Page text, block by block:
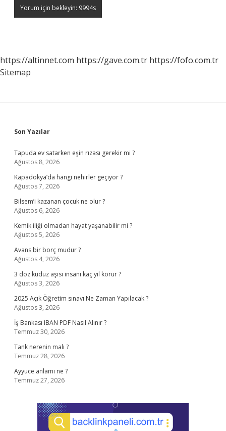
https://altinnet.com https://gave.com.tr https://fofo.com.tr
Sitemap
Sidebar
Son Yazılar
Tapuda ev satarken eşin rızası gerekir mi ?
Ağustos 8, 2026
Kapadokya’da hangi nehirler geçiyor ?
Ağustos 7, 2026
Bilsem’i kazanan çocuk ne olur ?
Ağustos 6, 2026
Kemik iliği olmadan hayat yaşanabilir mi ?
Ağustos 5, 2026
Avans bir borç mudur ?
Ağustos 4, 2026
3 doz kuduz aşısı insanı kaç yıl korur ?
Ağustos 3, 2026
2025 Açık Öğretim sınavı Ne Zaman Yapılacak ?
Ağustos 3, 2026
İş Bankası IBAN PDF Nasıl Alınır ?
Temmuz 30, 2026
Tank nerenin malı ?
Temmuz 28, 2026
Ayyuce anlamı ne ?
Temmuz 27, 2026